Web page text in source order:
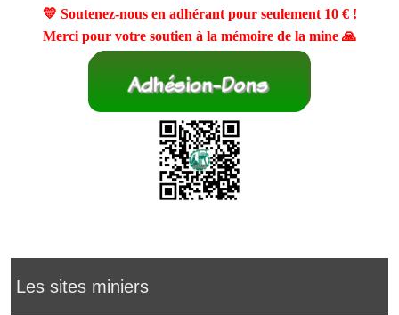
💛 Soutenez-nous en adhérant pour seulement 10 €!
Merci pour votre soutien à la mémoire de la mine 🙏
Les sites miniers